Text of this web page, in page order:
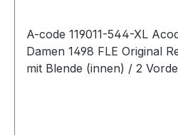
A-code 119011-544-XL
Damen 1498 FLE Original
mit Blende (innen) / 2